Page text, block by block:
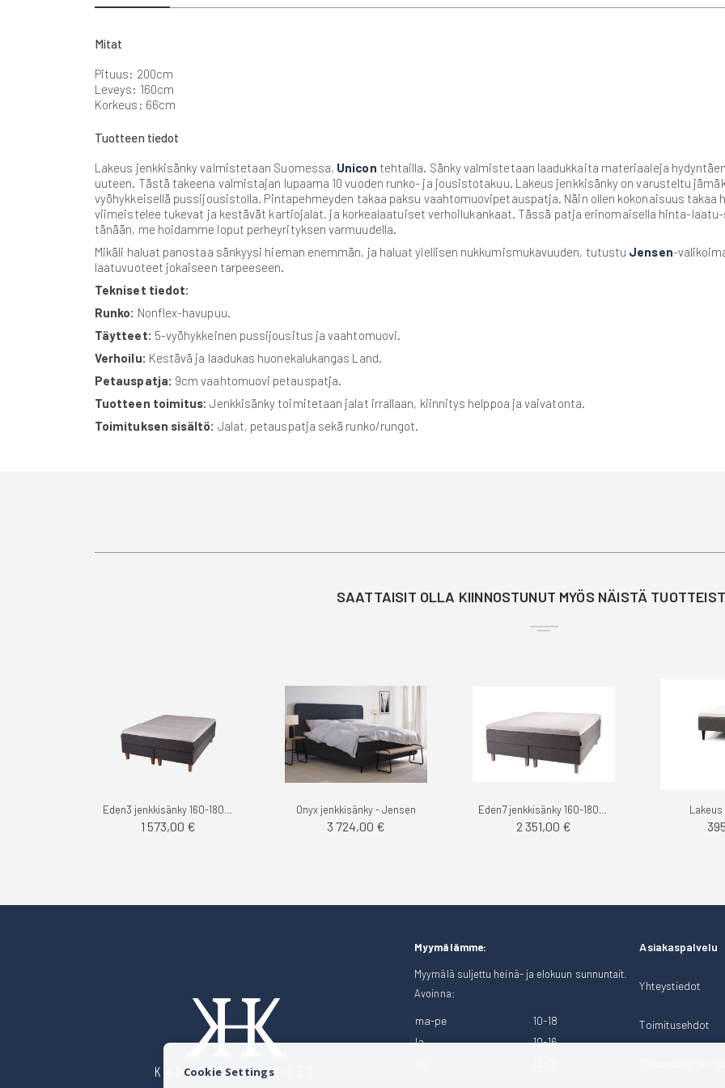
Mitat
Pituus: 200cm
Leveys: 160cm
Korkeus: 66cm
Tuotteen tiedot
Lakeus jenkkisänky valmistetaan Suomessa, Unicon tehtailla. Sänky valmistetaan laadukkaita materiaaleja
uuteen. Tästä takeena valmistajan lupaama 10 vuoden runko- ja jousistotakuu. Lakeus jenkkisänky on varusteltu
vyöhykkeisellä pussijousistolla. Pintapehmeyden takaa paksu vaahtomuovipetauspatja. Näin ollen kokonaisuus
viimeistelee tukevat ja kestävät kartiojalat, ja korkealaatuiset verhoilukankaat. Tässä patja erinomaisella hinta-
tänään, me hoidamme loput perheyrityksen varmuudella.
Mikäli haluat panostaa sänkyysi hieman enemmän, ja haluat ylellisen nukkumismukavuuden, tutustu Jensen-
laatuvuoteet jokaiseen tarpeeseen.
Tekniset tiedot:
Runko: Nonflex-havupuu.
Täytteet: 5-vyöhykkeinen pussijousitus ja vaahtomuovi.
Verhoilu: Kestävä ja laadukas huonekalukangas Land.
Petauspatja: 9cm vaahtomuovi petauspatja.
Tuotteen toimitus:Jenkkisänky toimitetaan jalat irrallaan, kiinnitys helppoa ja vaivatonta.
Toimituksen sisältö: Jalat, petauspatja sekä runko/rungot.
SAATTAISIT OLLA KIINNOSTUNUT MYÖS NÄISTÄ
1 573,00 €
Onyx jenkkisänky - Jensen
3 724,00 € 2 351,00 €
Myymälämme:
Myymälä suljettu heinä- ja elokuun sunnuntait.
Avoinna:
ma-pe
10-18
la
10-16
Asiakaspalvelu
Yhteystiedot
Toimitusehdot
KALUSTE HEINOSET
Cookie Settings